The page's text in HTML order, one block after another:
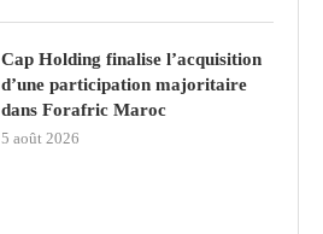
Cap Holding finalise l’acquisition
d’une participation majoritaire
dans Forafric Maroc
5 août 2026